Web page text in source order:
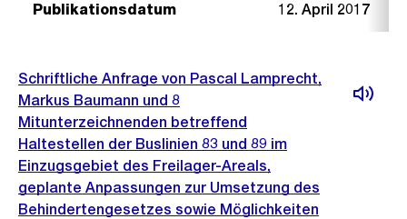
Publikationsdatum 12. April 2017
Schriftliche Anfrage von Pascal Lamprecht,
Markus Baumann und 8
Mitunterzeichnenden betreffend
Haltestellen der Buslinien 83 und 89 im
Einzugsgebiet des Freilager-Areals,
geplante Anpassungen zur Umsetzung des
Behindertengesetzes sowie Möglichkeiten